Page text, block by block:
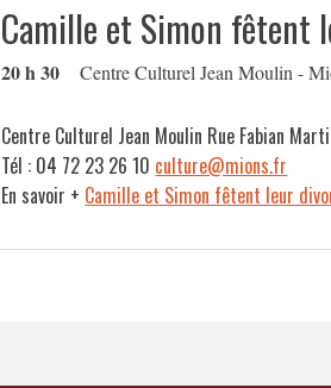
Camille et Simon fêtent
20 h 30 Centre Culturel Jean Moulin -
Centre Culturel Jean Moulin Rue Fabian
Tél : 04 72 23 26 10 culture@mions.fr
En savoir + Camille et Simon fêtent leur